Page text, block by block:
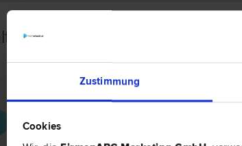
Zustimmung
Cookies
-Verkehrsrecht in Melk
Zivil­recht | Verkehrs­recht | Inkasso- und Exekutions­recht